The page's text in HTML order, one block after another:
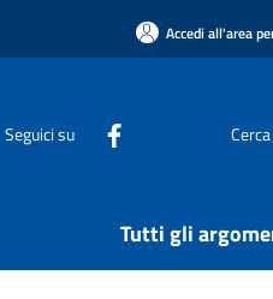
Accedi all'area
Seguici su Cerca
Tutti gli